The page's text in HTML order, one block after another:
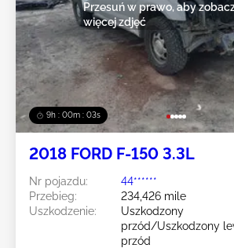
9h : 00m : 01s
Przesuń w prawo, aby
więcej zdjęć
2018 FORD F-150 3.3L
Nr pojazdu:
44******
Przebieg:
234,426 mile
Uszkodzenie:
Uszkodzony
przód/Uszkodzony
przód